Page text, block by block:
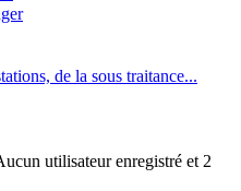
de la sous traitance...
utilisateur enregistré et 2